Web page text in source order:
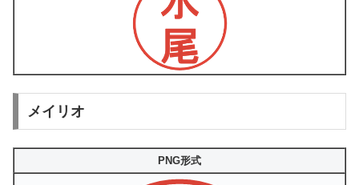
メイリオ
PNG形式